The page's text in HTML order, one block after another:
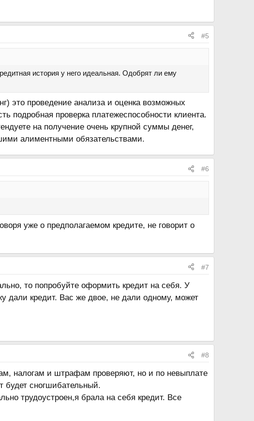
#5
история у него идеальная. Одобрят ли ему
это проведение анализа и оценка возможных
подробная проверка платежеспособности клиента.
на получение очень крупной суммы денег,
алиментными обязательствами.
#6
уже о предполагаемом кредите, не говорит о
#7
то попробуйте оформить кредит на себя. У
дали кредит. Вас же двое, не дали одному, может
#8
налогам и штрафам проверяют, но и по невыплате
сногшибательный.
трудоустроен,я брала на себя кредит. Все